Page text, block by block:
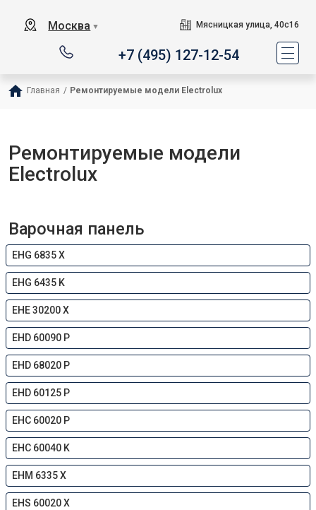
Москва ▼ Мясницкая улица, 40с16
+7 (495) 127-12-54
Главная / Ремонтируемые модели Electrolux
Ремонтируемые модели
Electrolux
Варочная панель
EHG 6835 X
EHG 6435 K
EHE 30200 X
EHD 60090 P
EHD 68020 P
EHD 60125 P
EHC 60020 P
EHC 60040 K
EHM 6335 X
EHS 60020 X